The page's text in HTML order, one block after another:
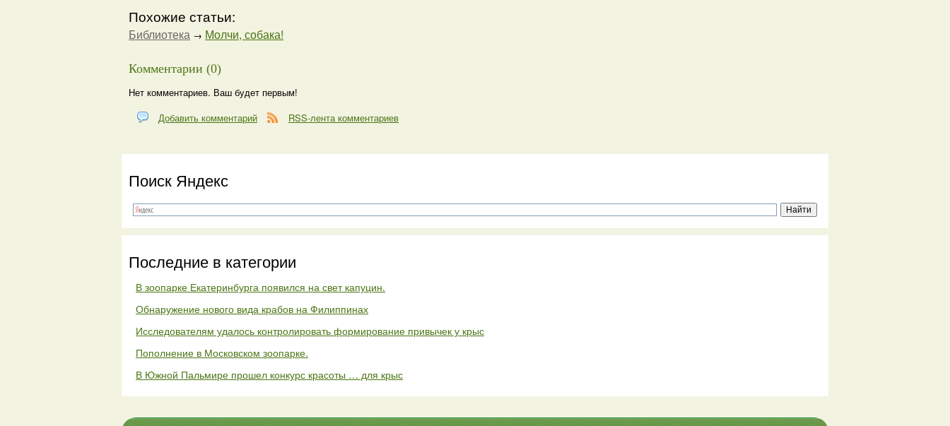
Похожие статьи:
Библиотека → Молчи, собака!
Комментарии (0)
Нет комментариев. Ваш будет первым!
Добавить комментарий
RSS-лента комментариев
Поиск Яндекс
Последние в категории
В зоопарке Екатеринбурга появился на свет капуцин.
Обнаружение нового вида крабов на Филиппинах
Исследователям удалось контролировать формирование привычек у крыс
Пополнение в Московском зоопарке.
В Южной Пальмире прошел конкурс красоты … для крыс